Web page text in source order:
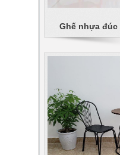
Ghế nhựa đúc